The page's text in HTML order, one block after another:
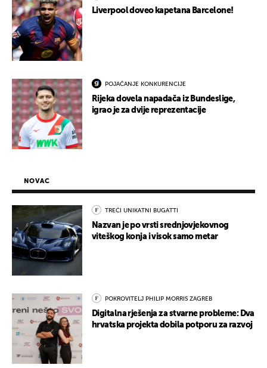
Liverpool doveo kapetana Barcelone!
POJAČANJE KONKURENCIJE
Rijeka dovela napadača iz Bundeslige,
igrao je za dvije reprezentacije
NOVAC
TREĆI UNIKATNI BUGATTI
Nazvan je po vrsti srednjovjekovnog
viteškog konja i visok samo metar
POKROVITELJ PHILIP MORRIS ZAGREB
Digitalna rješenja za stvarne probleme: Dva
hrvatska projekta dobila potporu za razvoj